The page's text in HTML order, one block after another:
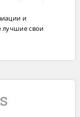
и
лучшие свои